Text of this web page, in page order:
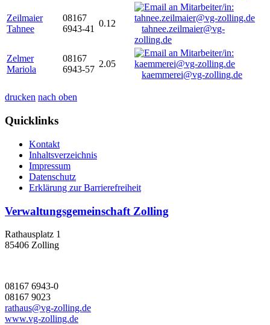
Zeilmaier
Tahnee
08167
6943-41
0.12
tahnee.zeilmaier@vg-
zolling.de
Zelmer
Mariola
08167
6943-57
2.05
kaemmerei@vg-zolling.de
drucken nach oben
Quicklinks
Kontakt
Inhaltsverzeichnis
Impressum
Datenschutz
Erklärung zur Barrierefreiheit
Verwaltungsgemeinschaft Zolling
Rathausplatz 1
85406 Zolling
08167 6943-0
08167 9023
rathaus@vg-zolling.de
www.vg-zolling.de